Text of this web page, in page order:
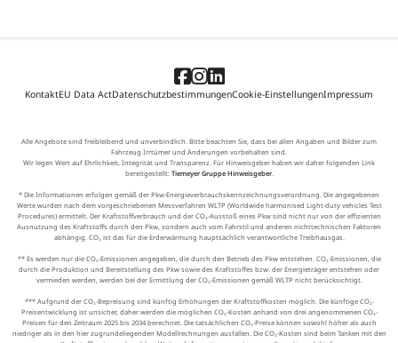
KontaktEU Data ActDatenschutzbestimmungenCookie-EinstellungenImpressum
Alle Angebote sind freibleibend und unverbindlich. Bitte beachten Sie, dass bei allen Angaben und Bilder zum
Fahrzeug Irrtümer und Änderungen vorbehalten sind.
Wir legen Wert auf Ehrlichkeit, Integrität und Transparenz. Für Hinweisgeber haben wir daher folgenden Link
bereitgestellt: Tiemeyer Gruppe Hinweisgeber.
* Die Informationen erfolgen gemäß der Pkw-Energieverbrauchskennzeichnungsverordnung. Die angegebenen
Werte wurden nach dem vorgeschriebenen Messverfahren WLTP (Worldwide harmonised Light-duty vehicles Test
Procedures) ermittelt. Der Kraftstoffverbrauch und der CO₂-Ausstoß eines Pkw sind nicht nur von der effizienten
Ausnutzung des Kraftstoffs durch den Pkw, sondern auch vom Fahrstil und anderen nichttechnischen Faktoren
abhängig. CO₂ ist das für die Erderwärmung hauptsächlich verantwortliche Treibhausgas.
** Es werden nur die CO₂-Emissionen angegeben, die durch den Betrieb des Pkw entstehen. CO₂-Emissionen, die
durch die Produktion und Bereitstellung des Pkw sowie des Kraftstoffes bzw. der Energieträger entstehen oder
vermieden werden, werden bei der Ermittlung der CO₂-Emissionen gemäß WLTP nicht berücksichtigt.
*** Aufgrund der CO₂-Bepreisung sind künftig Erhöhungen der Kraftstoffkosten möglich. Die künftige CO₂-
Preisentwicklung ist unsicher, daher werden die möglichen CO₂-Kosten anhand von drei angenommenen CO₂-
Preisen für den Zeitraum 2025 bis 2034 berechnet. Die tatsächlichen CO₂-Preise können sowohl höher als auch
niedriger als in den hier zugrundeliegenden Modellrechnungen ausfallen. Die CO₂-Kosten sind beim Tanken mit den